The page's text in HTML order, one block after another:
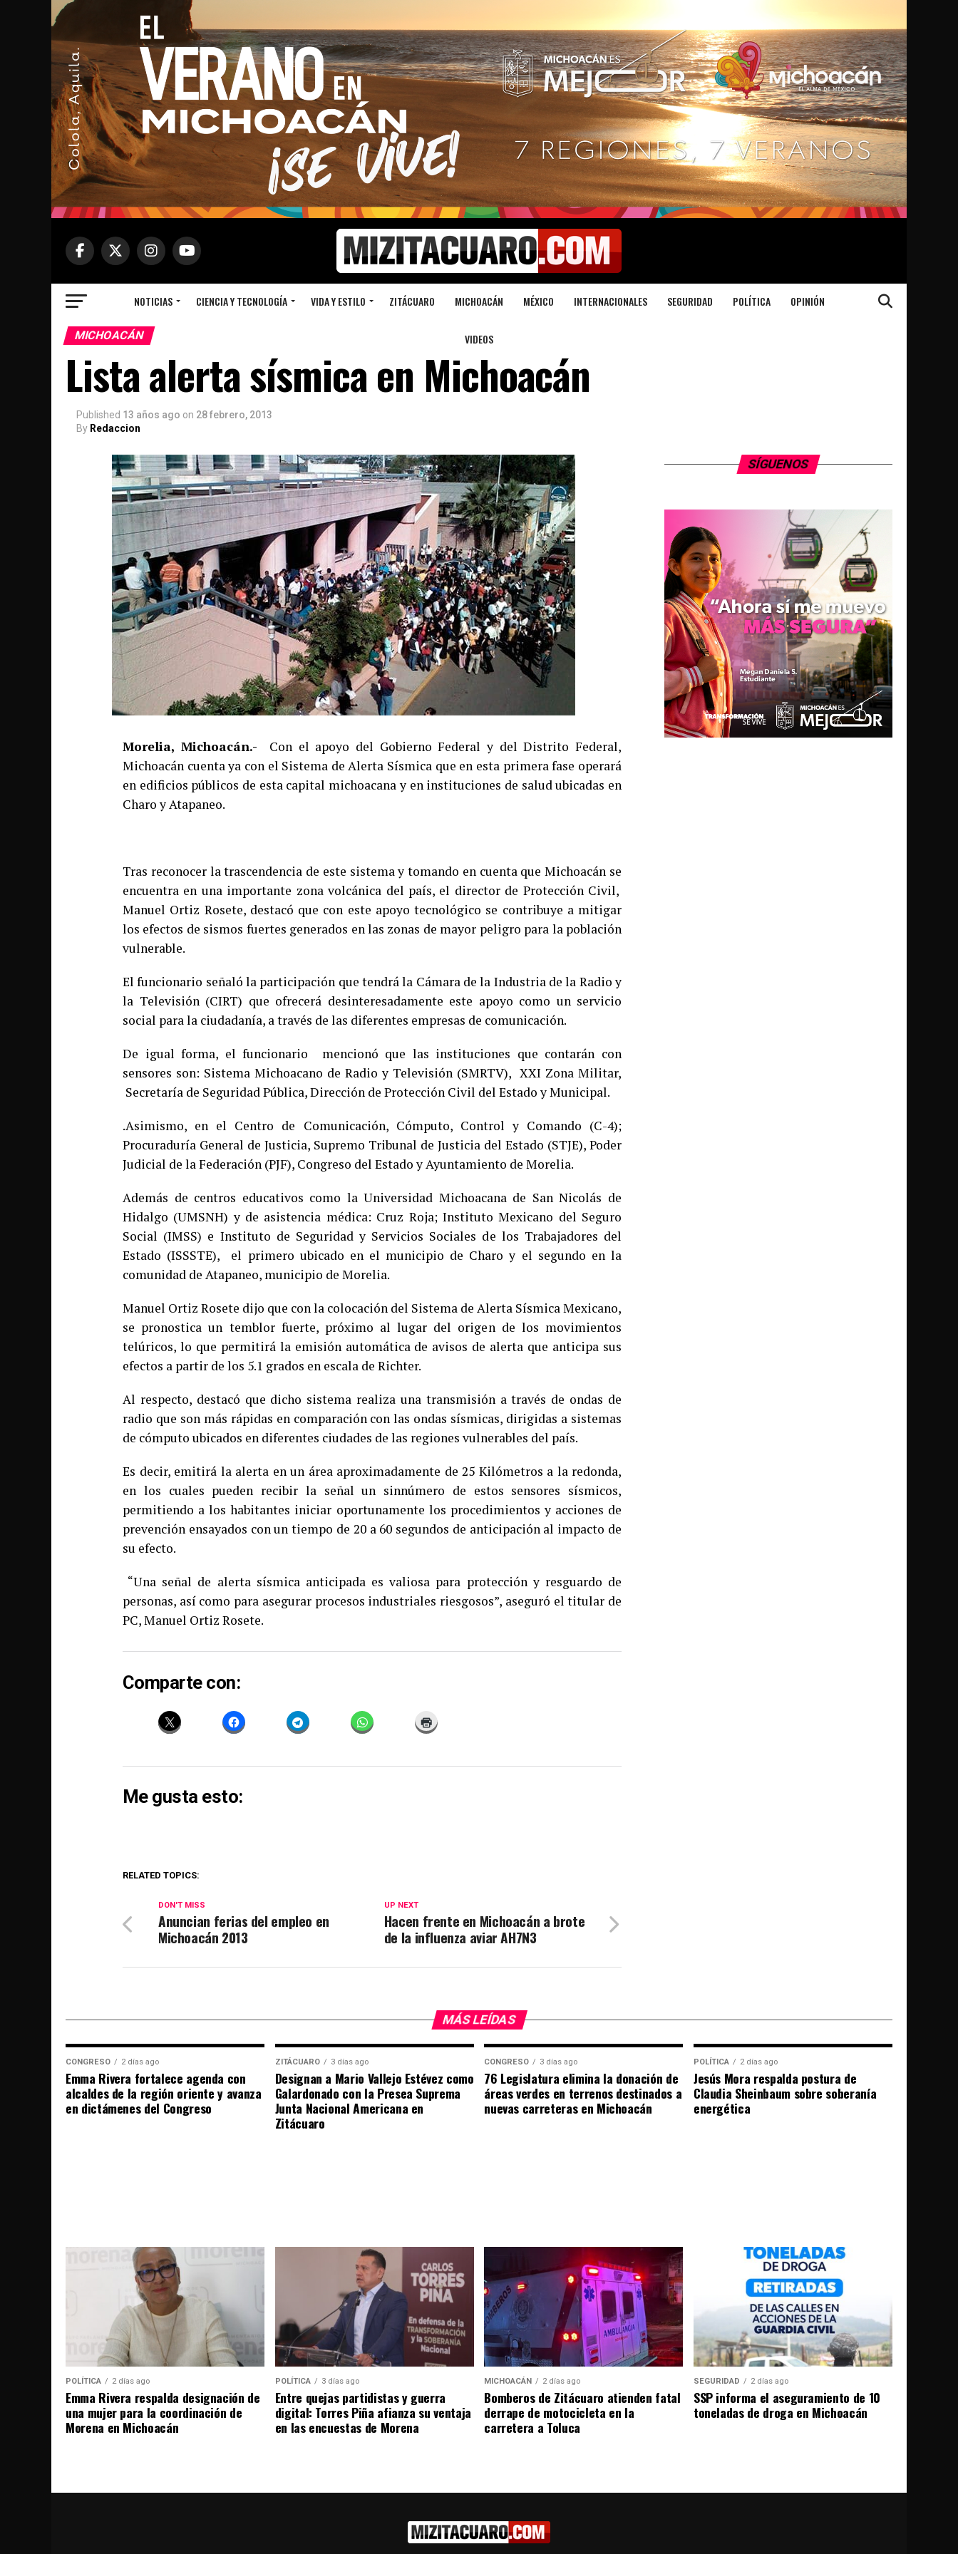
NOTICIAS CIENCIA Y TECNOLOGÍA VIDA Y ESTILO ZITÁCUARO MICHOACÁN MÉXICO INTERNACIONALES SEGURIDAD POLÍTICA OPINIÓN
VIDEOS
MICHOACÁN
Lista alerta sísmica en Michoacán
Published 13 años ago on 28 febrero, 2013
By Redaccion
Morelia, Michoacán.- Con el apoyo del Gobierno Federal y del Distrito Federal,
Michoacán cuenta ya con el Sistema de Alerta Sísmica que en esta primera fase operará
en edificios públicos de esta capital michoacana y en instituciones de salud ubicadas en
Charo y Atapaneo.
Tras reconocer la trascendencia de este sistema y tomando en cuenta que Michoacán se
encuentra en una importante zona volcánica del país, el director de Protección Civil,
Manuel Ortiz Rosete, destacó que con este apoyo tecnológico se contribuye a mitigar
los efectos de sismos fuertes generados en las zonas de mayor peligro para la población
vulnerable.
El funcionario señaló la participación que tendrá la Cámara de la Industria de la Radio y
la Televisión (CIRT) que ofrecerá desinteresadamente este apoyo como un servicio
social para la ciudadanía, a través de las diferentes empresas de comunicación.
De igual forma, el funcionario mencionó que las instituciones que contarán con
sensores son: Sistema Michoacano de Radio y Televisión (SMRTV), XXI Zona Militar,
Secretaría de Seguridad Pública, Dirección de Protección Civil del Estado y Municipal.
.Asimismo, en el Centro de Comunicación, Cómputo, Control y Comando (C-4);
Procuraduría General de Justicia, Supremo Tribunal de Justicia del Estado (STJE), Poder
Judicial de la Federación (PJF), Congreso del Estado y Ayuntamiento de Morelia.
Además de centros educativos como la Universidad Michoacana de San Nicolás de
Hidalgo (UMSNH) y de asistencia médica: Cruz Roja; Instituto Mexicano del Seguro
Social (IMSS) e Instituto de Seguridad y Servicios Sociales de los Trabajadores del
Estado (ISSSTE), el primero ubicado en el municipio de Charo y el segundo en la
comunidad de Atapaneo, municipio de Morelia.
Manuel Ortiz Rosete dijo que con la colocación del Sistema de Alerta Sísmica Mexicano,
se pronostica un temblor fuerte, próximo al lugar del origen de los movimientos
telúricos, lo que permitirá la emisión automática de avisos de alerta que anticipa sus
efectos a partir de los 5.1 grados en escala de Richter.
Al respecto, destacó que dicho sistema realiza una transmisión a través de ondas de
radio que son más rápidas en comparación con las ondas sísmicas, dirigidas a sistemas
de cómputo ubicados en diferentes ciudades de las regiones vulnerables del país.
Es decir, emitirá la alerta en un área aproximadamente de 25 Kilómetros a la redonda,
en los cuales pueden recibir la señal un sinnúmero de estos sensores sísmicos,
permitiendo a los habitantes iniciar oportunamente los procedimientos y acciones de
prevención ensayados con un tiempo de 20 a 60 segundos de anticipación al impacto de
su efecto.
“Una señal de alerta sísmica anticipada es valiosa para protección y resguardo de
personas, así como para asegurar procesos industriales riesgosos”, aseguró el titular de
PC, Manuel Ortiz Rosete.
Comparte con:
Me gusta esto:
RELATED TOPICS:
UP NEXT
Hacen frente en Michoacán a brote
de la influenza aviar AH7N3
DON'T MISS
Anuncian ferias del empleo en
Michoacán 2013
SÍGUENOS
MÁS LEÍDAS
CONGRESO 2 días ago
Emma Rivera fortalece agenda con
alcaldes de la región oriente y avanza
en dictámenes del Congreso
ZITÁCUARO 3 días ago
Designan a Mario Vallejo Estévez como
Galardonado con la Presea Suprema
Junta Nacional Americana en
Zitácuaro
CONGRESO 3 días ago
76 Legislatura elimina la donación de
áreas verdes en terrenos destinados a
nuevas carreteras en Michoacán
POLÍTICA 2 días ago
Jesús Mora respalda postura de
Claudia Sheinbaum sobre soberanía
energética
POLÍTICA 2 días ago
Emma Rivera respalda designación de
una mujer para la coordinación de
Morena en Michoacán
POLÍTICA 3 días ago
Entre quejas partidistas y guerra
digital: Torres Piña afianza su ventaja
en las encuestas de Morena
MICHOACÁN 2 días ago
Bomberos de Zitácuaro atienden fatal
derrape de motocicleta en la
carretera a Toluca
SEGURIDAD 2 días ago
SSP informa el aseguramiento de 10
toneladas de droga en Michoacán